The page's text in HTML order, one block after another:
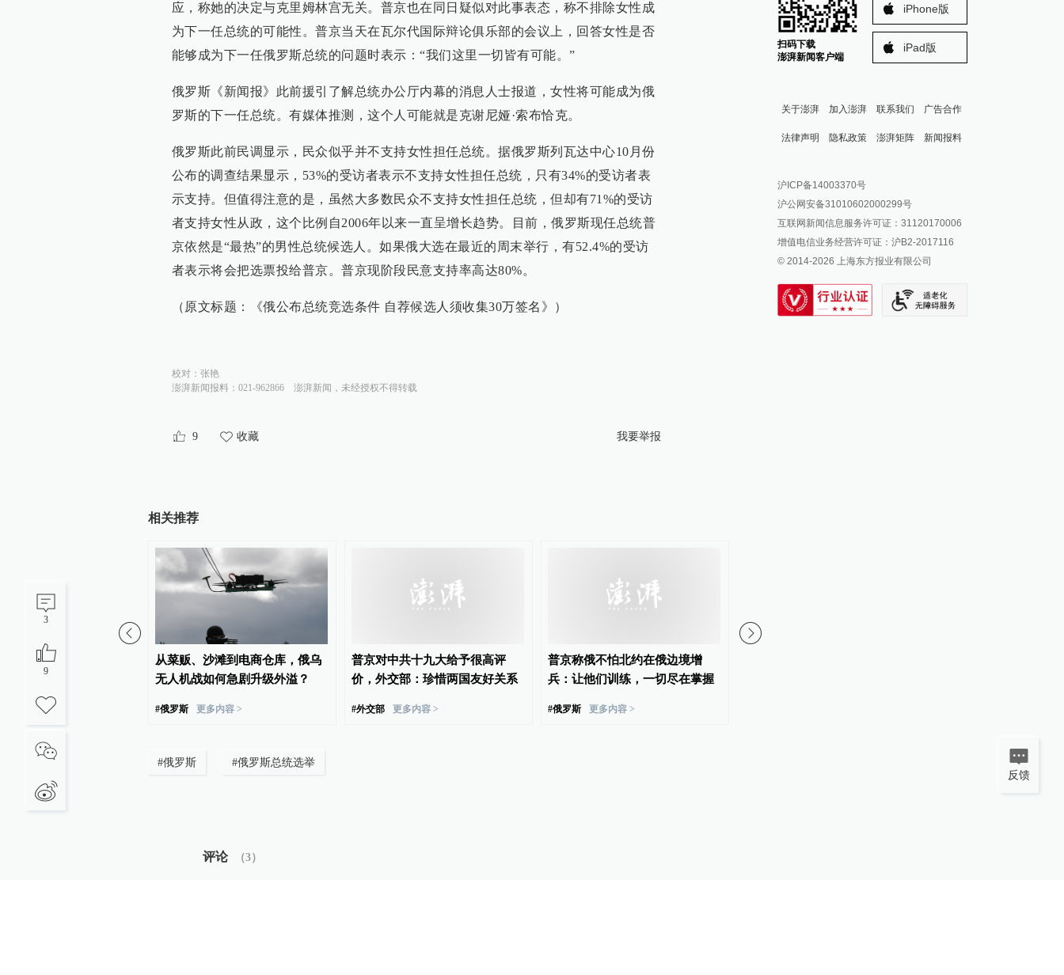
3
9
应，称她的决定与克里姆林宫无关。普京也在同日疑似对此事表态，称不排除女性成
为下一任总统的可能性。普京当天在瓦尔代国际辩论俱乐部的会议上，回答女性是否
能够成为下一任俄罗斯总统的问题时表示：“我们这里一切皆有可能。”
俄罗斯《新闻报》此前援引了解总统办公厅内幕的消息人士报道，女性将可能成为俄
罗斯的下一任总统。有媒体推测，这个人可能就是克谢尼娅·索布恰克。
俄罗斯此前民调显示，民众似乎并不支持女性担任总统。据俄罗斯列瓦达中心10月份
公布的调查结果显示，53%的受访者表示不支持女性担任总统，只有34%的受访者表
示支持。但值得注意的是，虽然大多数民众不支持女性担任总统，但却有71%的受访
者支持女性从政，这个比例自2006年以来一直呈增长趋势。目前，俄罗斯现任总统普
京依然是“最热”的男性总统候选人。如果俄大选在最近的周末举行，有52.4%的受访
者表示将会把选票投给普京。普京现阶段民意支持率高达80%。
（原文标题：《俄公布总统竞选条件 自荐候选人须收集30万签名》）
校对： 张艳
澎湃新闻报料：021-962866
澎湃新闻，未经授权不得转载
9 收藏 我要举报
相关推荐
厅爆炸已致3死21伤，
从菜贩、沙滩到电商仓库，俄乌
无人机战如何急剧升级外溢？
#俄罗斯 更多内容 >
普京对中共十九大给予很高评
价，外交部：珍惜两国友好关系
#外交部 更多内容 >
普京称俄不怕北约在俄边境增
兵：让他们训练，一切尽在掌握
#俄罗斯 更多内容 >
#俄罗斯 #俄罗斯总统选举
评论 （3）
扫码下载
澎湃新闻客户端
iPhone版
iPad版
关于澎湃 加入澎湃 联系我们 广告合作
法律声明 隐私政策 澎湃矩阵
澎湃新闻公众号
澎湃新闻抖音号
派生万物开放平台
IP SHANGHAI
SIXTH TONE
新闻报料
报料邮箱: news@thepaper.cn
沪ICP备14003370号
沪公网安备31010602000299号
互联网新闻信息服务许可证：31120170006
增值电信业务经营许可证：沪B2-2017116
© 2014-2026 上海东方报业有限公司
反馈